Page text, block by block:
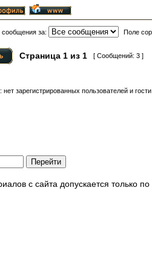
сообщения за: Поле
Страница 1 из 1 [ Сообщений: 3 ]
зарегистрированных пользователей и
с сайта допускается только